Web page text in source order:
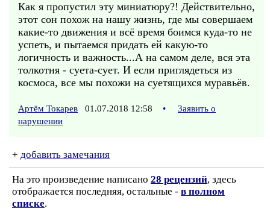
Как я пропустил эту миниатюру?! Действительно,
этот сон похож на нашу жизнь, где мы совершаем
какие-то движения и всё время боимся куда-то не
успеть, и пытаемся придать ей какую-то
логичность и важность...А на самом деле, вся эта
толкотня - суета-сует. И если приглядеться из
космоса, все мы похожи на суетящихся муравьёв.
Артём Токарев 01.07.2018 12:58 •
Заявить о
нарушении
+ добавить замечания
На это произведение написано 28 рецензий, здесь
отображается последняя, остальные - в полном
списке.